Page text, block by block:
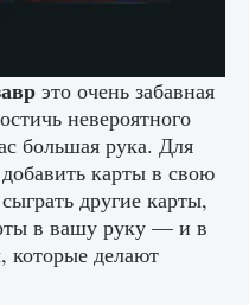
это очень забавная
невероятного
большая рука. Для
карты в свою
другие карты,
в вашу руку — и в
которые делают